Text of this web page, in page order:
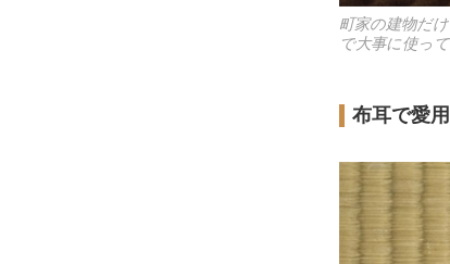
町家の建物だ
で大事に使っ
布耳で愛